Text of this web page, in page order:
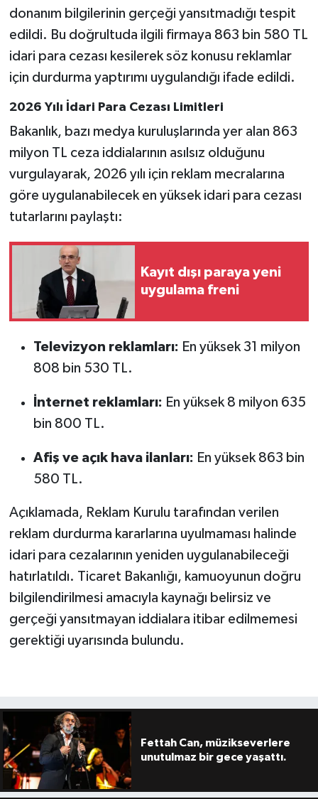
donanım bilgilerinin gerçeği yansıtmadığı tespit
edildi. Bu doğrultuda ilgili firmaya 863 bin 580 TL
idari para cezası kesilerek söz konusu reklamlar
için durdurma yaptırımı uygulandığı ifade edildi.
2026 Yılı İdari Para Cezası Limitleri
Bakanlık, bazı medya kuruluşlarında yer alan 863
milyon TL ceza iddialarının asılsız olduğunu
vurgulayarak, 2026 yılı için reklam mecralarına
göre uygulanabilecek en yüksek idari para cezası
tutarlarını paylaştı:
Kayıt dışı paraya yeni
uygulama freni
Televizyon reklamları: En yüksek 31 milyon
808 bin 530 TL.
İnternet reklamları: En yüksek 8 milyon 635
bin 800 TL.
Afiş ve açık hava ilanları: En yüksek 863 bin
580 TL.
Açıklamada, Reklam Kurulu tarafından verilen
reklam durdurma kararlarına uyulmaması halinde
idari para cezalarının yeniden uygulanabileceği
hatırlatıldı. Ticaret Bakanlığı, kamuoyunun doğru
bilgilendirilmesi amacıyla kaynağı belirsiz ve
gerçeği yansıtmayan iddialara itibar edilmemesi
gerektiği uyarısında bulundu.
Fettah Can, müzikseverlere
unutulmaz bir gece yaşattı.